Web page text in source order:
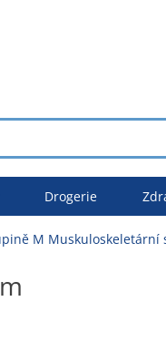
Drogerie
M Muskuloskeletární